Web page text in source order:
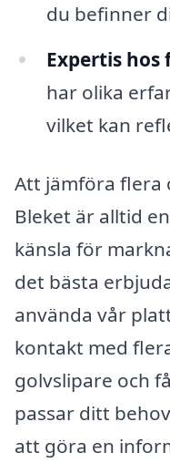
du befinner
Expertis hos
har olika
vilket kan
Att jämföra flera
Bleket är alltid
känsla för
det bästa
använda vår
kontakt med
golvslipare och
passar ditt
att göra en